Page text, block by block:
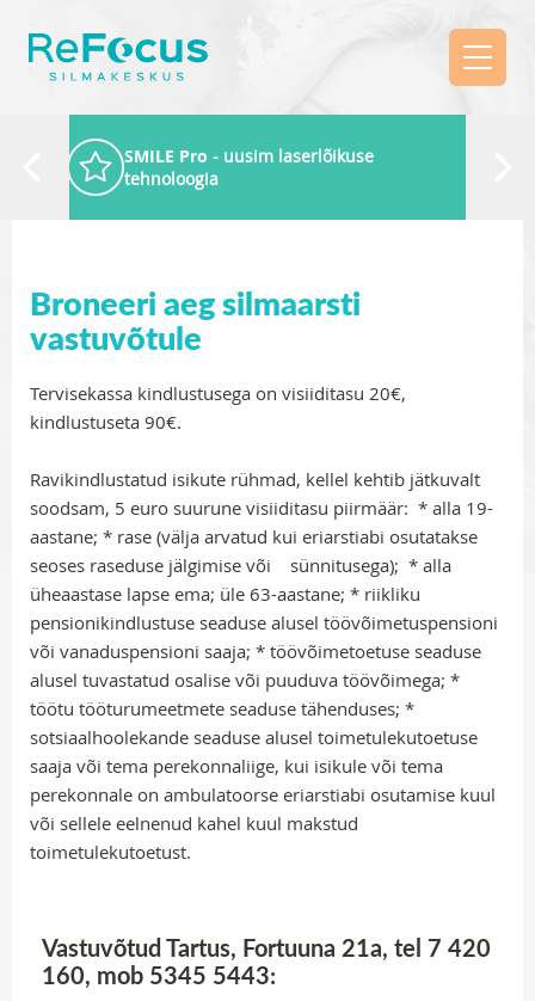
SMILE Pro - uusim laserlõikuse
tehnoloogia
Broneeri aeg silmaarsti
vastuvõtule
Tervisekassa kindlustusega on visiiditasu 20€,
kindlustuseta 90€.
Ravikindlustatud isikute rühmad, kellel kehtib jätkuvalt
soodsam, 5 euro suurune visiiditasu piirmäär: * alla 19-
aastane; * rase (välja arvatud kui eriarstiabi osutatakse
seoses raseduse jälgimise või sünnitusega); * alla
üheaastase lapse ema; üle 63-aastane; * riikliku
pensionikindlustuse seaduse alusel töövõimetuspensioni
või vanaduspensioni saaja; * töövõimetoetuse seaduse
alusel tuvastatud osalise või puuduva töövõimega; *
töötu tööturumeetmete seaduse tähenduses; *
sotsiaalhoolekande seaduse alusel toimetulekutoetuse
saaja või tema perekonnaliige, kui isikule või tema
perekonnale on ambulatoorse eriarstiabi osutamise kuul
või sellele eelnenud kahel kuul makstud
toimetulekutoetust.
Vastuvõtud Tartus, Fortuuna 21a, tel 7 420
160, mob 5345 5443: